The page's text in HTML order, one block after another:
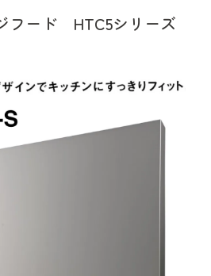
フード HTC5シリーズ